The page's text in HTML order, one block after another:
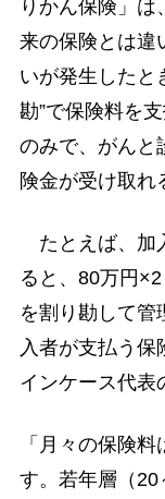
りかん保険」
来の保険とは違
いが発生したと
勘”で保険料を
のみで、がんと
険金が受け取れ
たとえば、加
ると、80万円
を割り勘して管
入者が支払う保
インケース代表
「月々の保険
す。若年層（20